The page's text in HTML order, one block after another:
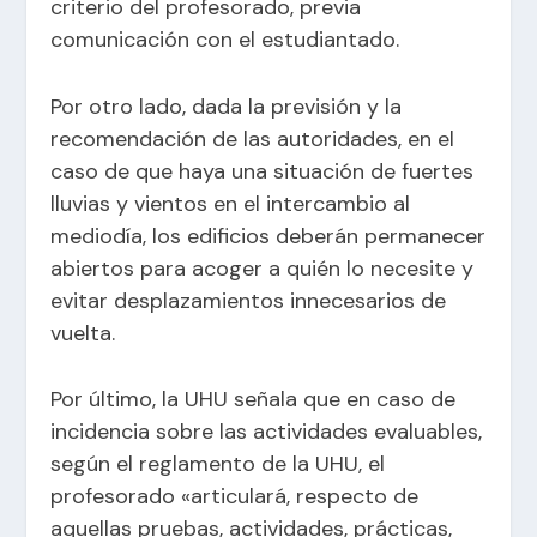
criterio del profesorado, previa
comunicación con el estudiantado.
Por otro lado, dada la previsión y la
recomendación de las autoridades, en el
caso de que haya una situación de fuertes
lluvias y vientos en el intercambio al
mediodía, los edificios deberán permanecer
abiertos para acoger a quién lo necesite y
evitar desplazamientos innecesarios de
vuelta.
Por último, la UHU señala que en caso de
incidencia sobre las actividades evaluables,
según el reglamento de la UHU, el
profesorado «articulará, respecto de
aquellas pruebas, actividades, prácticas,